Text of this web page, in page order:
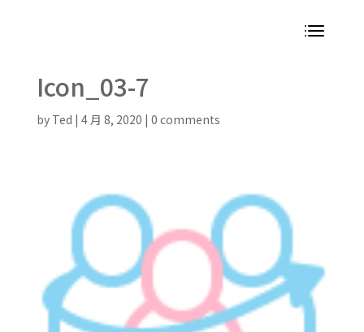
Icon_03-7
by Ted | 4 月 8, 2020 | 0 comments